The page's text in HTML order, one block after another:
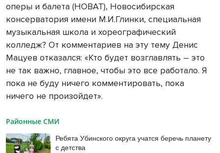
оперы и балета (НОВАТ), Новосибирская
консерватория имени М.И.Глинки, специальная
музыкальная школа и хореографический
колледж? От комментариев на эту тему Денис
Мацуев отказался: «Кто будет возглавлять – это
не так важно, главное, чтобы это все работало. Я
пока не буду ничего комментировать, пока
ничего не произойдет».
Районные СМИ
Ребята Убинского округа учатся беречь планету
с детства